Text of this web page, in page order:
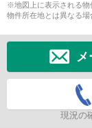
※地図上に表示される物
物件所在地とは異なる場
メ
現況の